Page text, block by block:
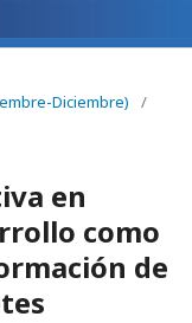
Diciembre)
/
en
como
de